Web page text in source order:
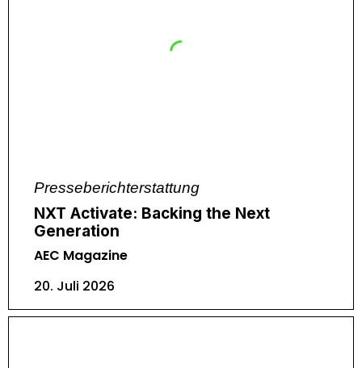
Presseberichterstattung
NXT Activate: Backing the Next
Generation
AEC Magazine
20. Juli 2026